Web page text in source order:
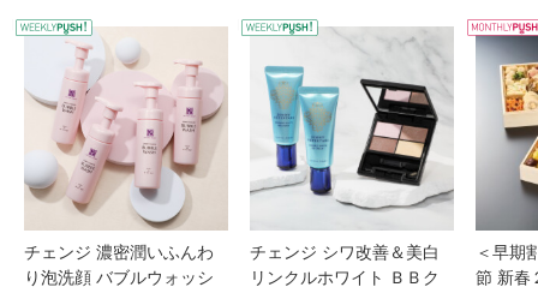
WEEKLY PUSH
チェンジ 濃密潤いふんわ
り泡洗顔 バブルウォッシ
チェンジ シワ改善＆美白
リンクルホワイト ＢＢク
＜早期
節 新春